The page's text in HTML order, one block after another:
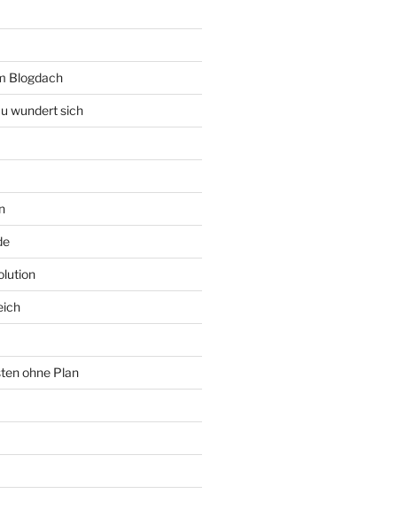
Blogdach
wundert sich
ohne Plan